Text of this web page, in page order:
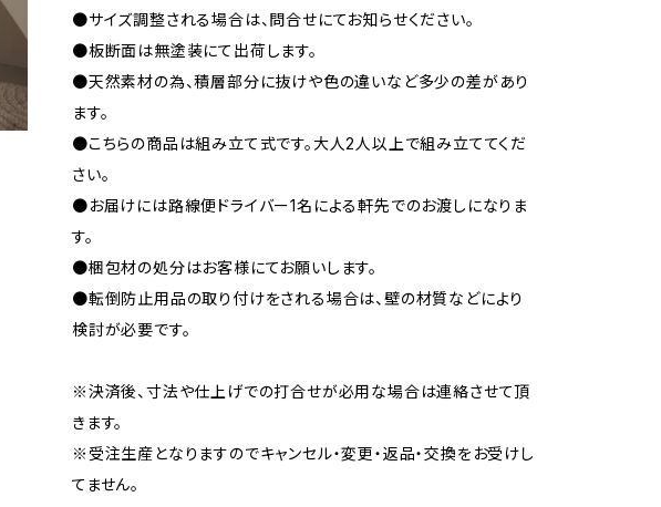
●サイズ調整される場合は、問合せにてお知らせください。
●板断面は無塗装にて出荷します。
●天然素材の為、積層部分に抜けや色の違いなど多少の差があり
ます。
●こちらの商品は組み立て式です。大人2人以上で組み立ててくだ
さい。
●お届けには路線便ドライバー1名による軒先でのお渡しになりま
す。
●梱包材の処分はお客様にてお願いします。
●転倒防止用品の取り付けをされる場合は、壁の材質などにより
検討が必要です。
※決済後、寸法や仕上げでの打合せが必用な場合は連絡させて頂
きます。
※受注生産となりますのでキャンセル・変更・返品・交換をお受けし
てません。